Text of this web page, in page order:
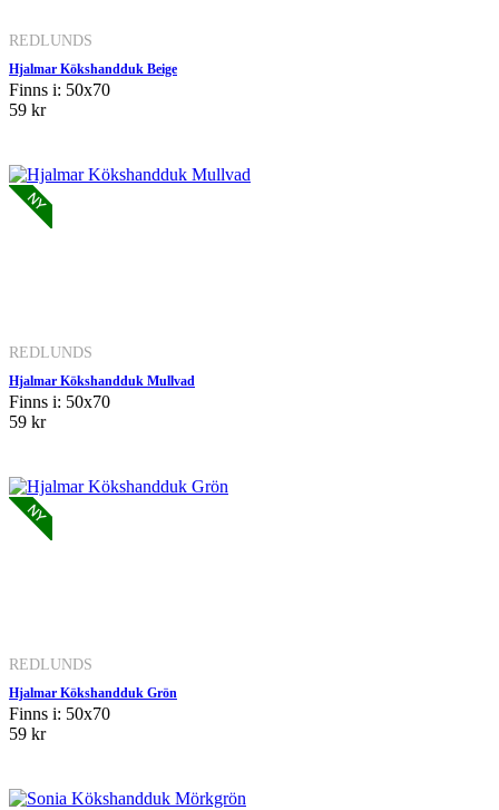
REDLUNDS
Hjalmar Kökshandduk Beige
Finns i: 50x70
59 kr
REDLUNDS
Hjalmar Kökshandduk Mullvad
Finns i: 50x70
59 kr
REDLUNDS
Hjalmar Kökshandduk Grön
Finns i: 50x70
59 kr